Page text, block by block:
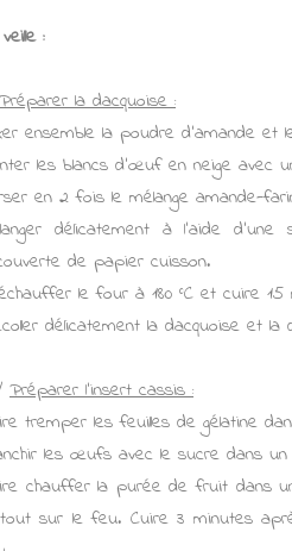
:
Préparer la dacquoise :
ensemble la poudre d'amande et
les blancs d'œuf en neige avec
en 2 fois le mélange amande-
délicatement à l'aide
de papier cuisson.
le four à 180 °C et cuire
délicatement la dacquoise et
Préparer l'insert cassis :
tremper les feuilles de gélatine
les œufs avec le sucre dans un
chauffer la purée de fruit dans
sur le feu. Cuire 3 minutes